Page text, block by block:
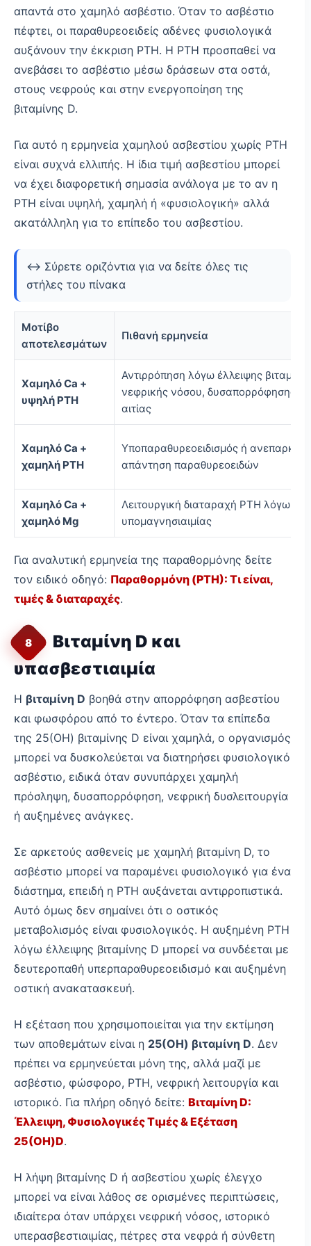
απαντά στο χαμηλό ασβέστιο. Όταν το ασβέστιο
πέφτει, οι παραθυρεοειδείς αδένες φυσιολογικά
αυξάνουν την έκκριση PTH. Η PTH προσπαθεί να
ανεβάσει το ασβέστιο μέσω δράσεων στα οστά,
στους νεφρούς και στην ενεργοποίηση της
βιταμίνης D.
Για αυτό η ερμηνεία χαμηλού ασβεστίου χωρίς PTH
είναι συχνά ελλιπής. Η ίδια τιμή ασβεστίου μπορεί
να έχει διαφορετική σημασία ανάλογα με το αν η
PTH είναι υψηλή, χαμηλή ή «φυσιολογική» αλλά
ακατάλληλη για το επίπεδο του ασβεστίου.
↔️ Σύρετε οριζόντια για να δείτε όλες τις
στήλες του πίνακα
Μοτίβο
αποτελεσμάτων
Πιθανή ερμηνεία
Χαμηλό Ca +
υψηλή PTH
Αντιρρόπηση λόγω έλλειψης
νεφρικής νόσου, δυσαπορρόφησης ή
αιτίας
Χαμηλό Ca +
χαμηλή PTH
Υποπαραθυρεοειδισμός ή ανεπαρκής
απάντηση παραθυρεοειδών
Χαμηλό Ca +
χαμηλό Mg
Λειτουργική διαταραχή PTH λόγω
υπομαγνησιαιμίας
Για αναλυτική ερμηνεία της παραθορμόνης δείτε
τον ειδικό οδηγό: Παραθορμόνη (PTH): Τι είναι,
τιμές & διαταραχές.
8
Βιταμίνη D και
υπασβεστιαιμία
Η βιταμίνη D βοηθά στην απορρόφηση ασβεστίου
και φωσφόρου από το έντερο. Όταν τα επίπεδα
της 25(OH) βιταμίνης D είναι χαμηλά, ο οργανισμός
μπορεί να δυσκολεύεται να διατηρήσει φυσιολογικό
ασβέστιο, ειδικά όταν συνυπάρχει χαμηλή
πρόσληψη, δυσαπορρόφηση, νεφρική δυσλειτουργία
ή αυξημένες ανάγκες.
Σε αρκετούς ασθενείς με χαμηλή βιταμίνη D, το
ασβέστιο μπορεί να παραμένει φυσιολογικό για ένα
διάστημα, επειδή η PTH αυξάνεται αντιρροπιστικά.
Αυτό όμως δεν σημαίνει ότι ο οστικός
μεταβολισμός είναι φυσιολογικός. Η αυξημένη PTH
λόγω έλλειψης βιταμίνης D μπορεί να συνδέεται με
δευτεροπαθή υπερπαραθυρεοειδισμό και αυξημένη
οστική ανακατασκευή.
Η εξέταση που χρησιμοποιείται για την εκτίμηση
των αποθεμάτων είναι η 25(OH) βιταμίνη D. Δεν
πρέπει να ερμηνεύεται μόνη της, αλλά μαζί με
ασβέστιο, φώσφορο, PTH, νεφρική λειτουργία και
ιστορικό. Για πλήρη οδηγό δείτε: Βιταμίνη D:
Έλλειψη, Φυσιολογικές Τιμές & Εξέταση
25(OH)D.
Η λήψη βιταμίνης D ή ασβεστίου χωρίς έλεγχο
μπορεί να είναι λάθος σε ορισμένες περιπτώσεις,
ιδιαίτερα όταν υπάρχει νεφρική νόσος, ιστορικό
υπερασβεστιαιμίας, πέτρες στα νεφρά ή σύνθετη